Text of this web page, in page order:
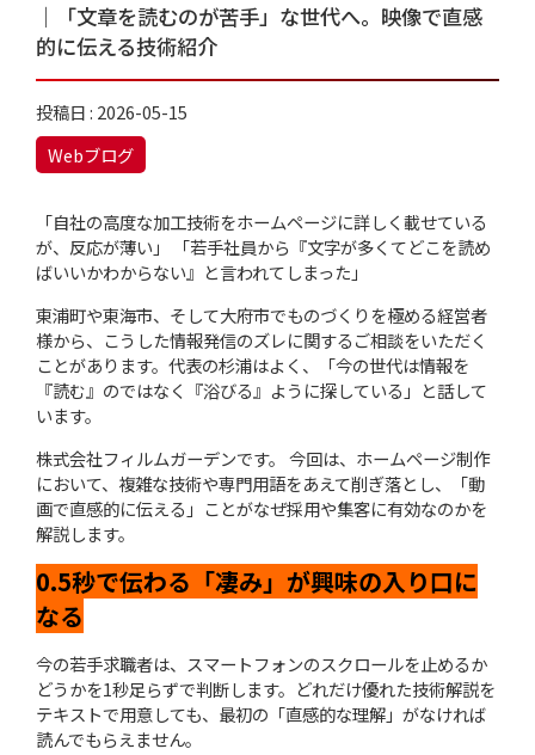
｜「文章を読むのが苦手」な世代へ。映像で直感
的に伝える技術紹介
投稿日 : 2026-05-15
Webブログ
「自社の高度な加工技術をホームページに詳しく載せている
が、反応が薄い」 「若手社員から『文字が多くてどこを読め
ばいいかわからない』と言われてしまった」
東浦町や東海市、そして大府市でものづくりを極める経営者
様から、こうした情報発信のズレに関するご相談をいただく
ことがあります。代表の杉浦はよく、「今の世代は情報を
『読む』のではなく『浴びる』ように探している」と話して
います。
株式会社フィルムガーデンです。 今回は、ホームページ制作
において、複雑な技術や専門用語をあえて削ぎ落とし、「動
画で直感的に伝える」ことがなぜ採用や集客に有効なのかを
解説します。
0.5秒で伝わる「凄み」が興味の入り口に
なる
今の若手求職者は、スマートフォンのスクロールを止めるか
どうかを1秒足らずで判断します。どれだけ優れた技術解説を
テキストで用意しても、最初の「直感的な理解」がなければ
読んでもらえません。